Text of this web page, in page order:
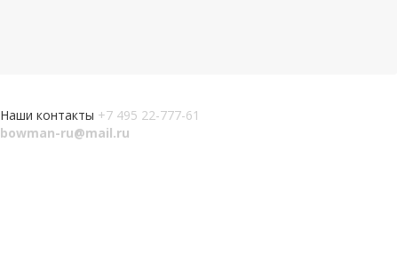
Наши контакты +7 495 22-777-61
bowman-ru@mail.ru